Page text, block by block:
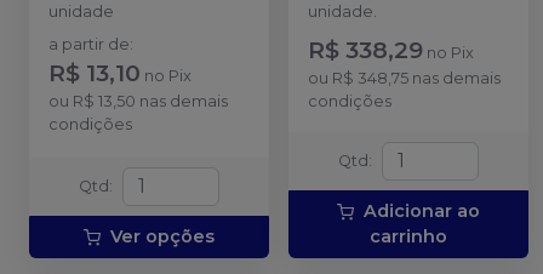
unidade
a partir de:
R$ 13,10 no Pix
ou R$ 13,50 nas demais
condições
Qtd :
Ver opções
unidade.
R$ 338,29 no Pix
ou R$ 348,75 nas demais
condições
Qtd :
Adicionar ao
carrinho